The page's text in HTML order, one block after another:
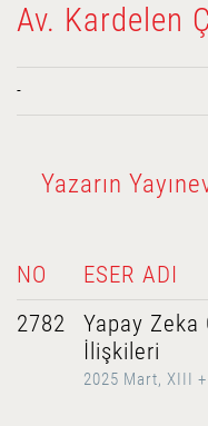
Av. Kardelen
-
Yazarın
NO
ESER ADI
2782
Yapay Zeka
İlişkileri
2025 Mart, XIII +